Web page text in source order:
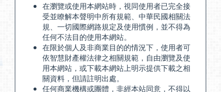
在瀏覽或使用本網站時，視同使用者已完全接
受並瞭解本聲明中所有規範、中華民國相關法
規、一切國際網路規定及使用慣例，並不得為
任何不法目的使用本網站。
在限於個人及非商業目的的情況下，使用者可
依智慧財產權法律之相關規範，自由瀏覽及使
用本網站，或下載本網站上明示提供下載之相
關資料，但請註明出處。
任何商業機構或團體，非經本站同意，不得以